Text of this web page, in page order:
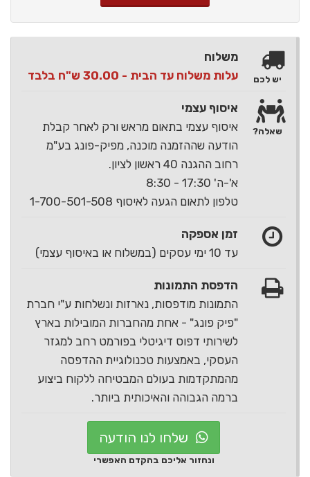
משלוח
עלות משלוח עד הבית - 30.00 ש"ח בלבד
איסוף עצמי
איסוף עצמי בתאום מראש ורק לאחר קבלת
הודעה שההזמנה מוכנה, מפיק-פונג בע"מ
רחוב ההגנה 40 ראשון לציון.
א'-ה' 17:30 - 8:30
טלפון לתאום הגעה לאיסוף 1-700-501-508
זמן אספקה
עד 10 ימי עסקים (במשלוח או באיסוף עצמי)
הדפסת התמונות
התמונות מודפסות, נארזות ונשלחות ע"י חברת
"פיק פונג" - אחת מהחברות המובילות בארץ
לשירותי דפוס דיגיטלי בפורמט רחב למגזר
העסקי, באמצעות טכנולוגיית ההדפסה
מהמתקדמות בעולם המבטיחה ללקוח ביצוע
ברמה הגבוהה והאיכותית ביותר.
יש לכם
שאלה?
שלחו לנו הודעה
ונחזור אליכם בהקדם האפשרי